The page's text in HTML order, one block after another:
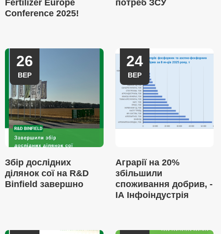
Fertilizer Europe
Conference 2025!
потреб ЗСУ
26
ВЕР
Збір дослідних
ділянок сої на R&D
Binfield завершно
24
ВЕР
Аграрії на 20%
збільшили
споживання добрив, -
ІА Інфоіндустрія